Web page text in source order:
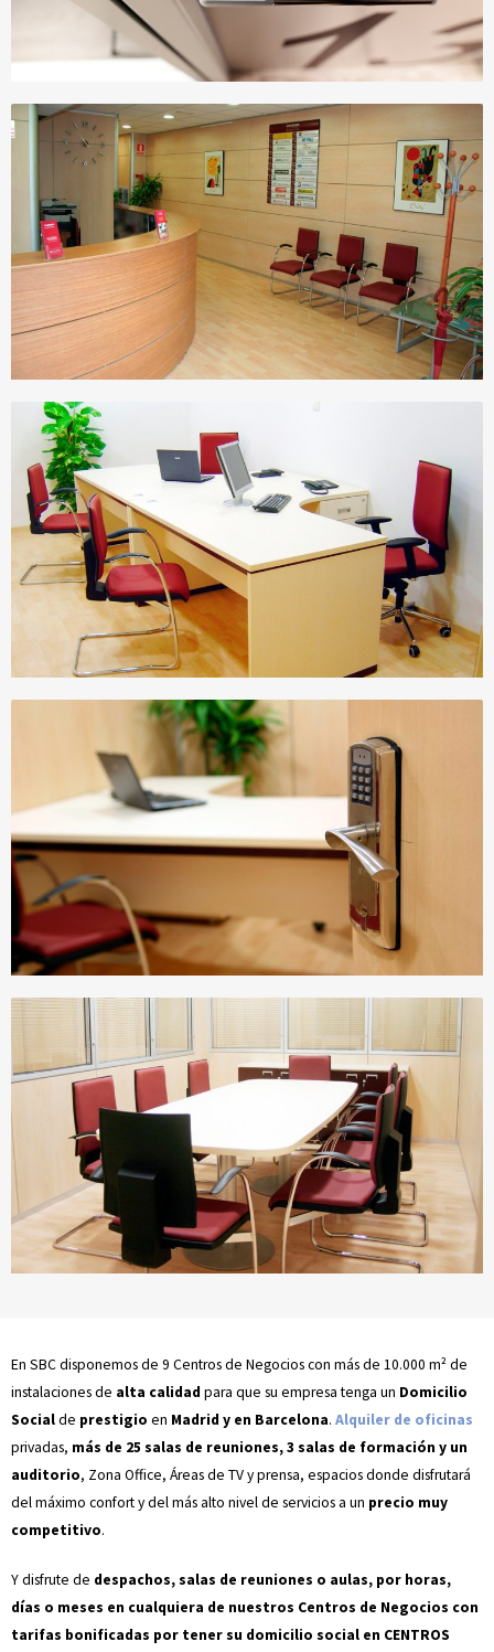
En SBC disponemos de 9 Centros de Negocios con más de 10.000 m² de
instalaciones de alta calidad para que su empresa tenga un Domicilio
Socialde prestigio en Madrid y en Barcelona. Alquiler de oficinas
privadas, más de 25 salas de reuniones, 3 salas de formación y un
auditorio, Zona Office, Áreas de TV y prensa, espacios donde disfrutará
del máximo confort y del más alto nivel de servicios a un precio muy
competitivo.
Y disfrute de despachos, salas de reuniones o aulas, por horas,
días o meses en cualquiera de nuestros Centros de Negocios con
tarifas bonificadas por tener su domicilio social en CENTROS